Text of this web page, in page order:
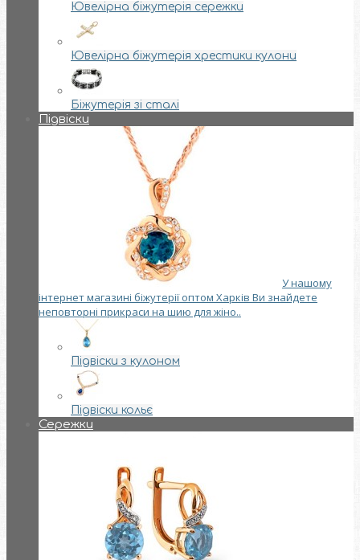
Ювелірна біжутерія сережки
Ювелірна біжутерія хрестики кулони
Біжутерія зі сталі
Підвіски
У нашому
інтернет магазині біжутерії оптом Харків Ви знайдете
неповторні прикраси на шию для жіно..
Підвіски з кулоном
Підвіски кольє
Сережки